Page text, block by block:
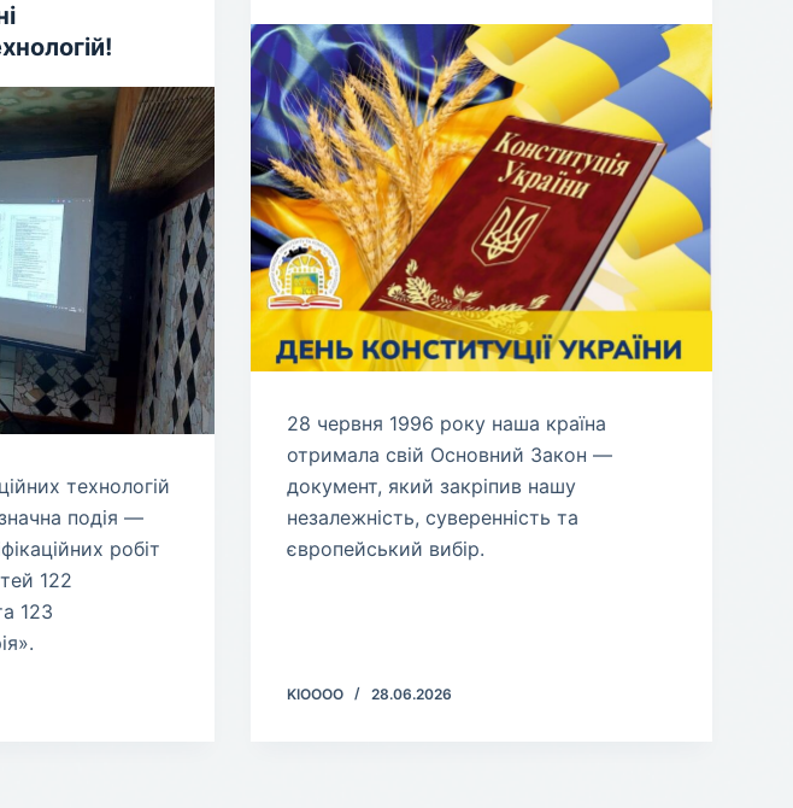
технологій
подія —
робіт
122
123
​28 червня 1996 року наша країна
отримала свій Основний Закон —
документ, який закріпив нашу
незалежність, суверенність та
європейський вибір.
KIOOOO 28.06.2026